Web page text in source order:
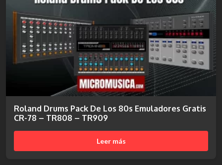
Roland Drums Pack De Los 80s Emuladores Gratis
CR-78 – TR808 – TR909
Leer más